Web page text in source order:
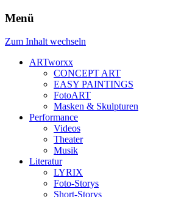
Menü
Zum Inhalt wechseln
ARTworxx
CONCEPT ART
EASY PAINTINGS
FotoART
Masken & Skulpturen
Performance
Videos
Theater
Musik
Literatur
LYRIX
Foto-Storys
Short-Storys